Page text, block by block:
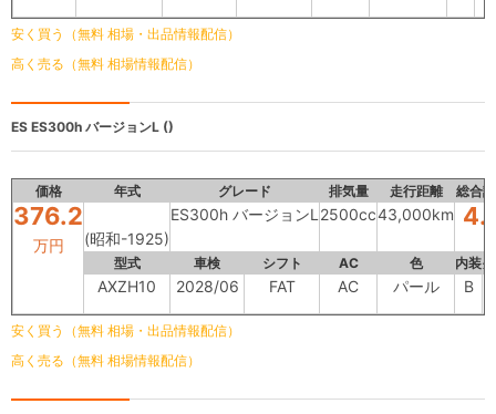
安く買う（無料 相場・出品情報配信）
高く売る（無料 相場情報配信）
ES ES300h バージョンL ()
価格 年式 グレード 排気量 走行距離 総合
376.2
万円 (昭和-1925)
ES300h バージョンL 2500cc43,000km
型式 車検 シフト AC 色 内装
AXZH10 2028/06 FAT AC パール B
安く買う（無料 相場・出品情報配信）
高く売る（無料 相場情報配信）